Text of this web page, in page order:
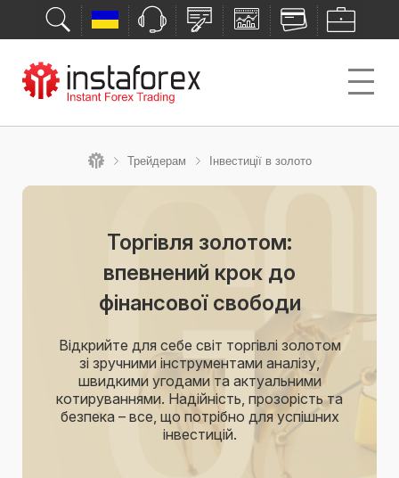
Трейдерам Інвестиції в золото
Торгівля золотом:
впевнений крок до
фінансової свободи
Відкрийте для себе світ торгівлі золотом
зі зручними інструментами аналізу,
швидкими угодами та актуальними
котируваннями. Надійність, прозорість та
безпека – все, що потрібно для успішних
інвестицій.